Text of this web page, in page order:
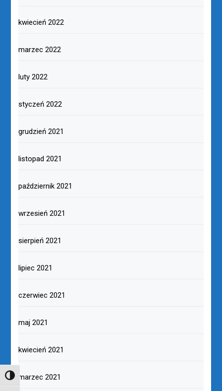
TOGGLE HIGH CONTRAST
kwiecień 2022
marzec 2022
luty 2022
styczeń 2022
grudzień 2021
listopad 2021
październik 2021
wrzesień 2021
sierpień 2021
lipiec 2021
czerwiec 2021
maj 2021
kwiecień 2021
marzec 2021